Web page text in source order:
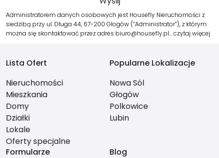
Administratorem danych osobowych jest Housefly Nieruchomości z
siedzibą przy ul. Długa 44, 67-200 Głogów (“Administrator”), z którym
można się skontaktować przez adres biuro@housefly.pl…czytaj więcej
Lista Ofert
Nieruchomości
Mieszkania
Domy
Działki
Lokale
Oferty specjalne
Popularne Lokalizacje
Nowa Sól
Głogów
Polkowice
Lubin
Formularze
Blog